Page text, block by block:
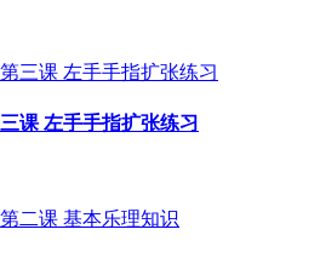
课 左手手指扩张练习